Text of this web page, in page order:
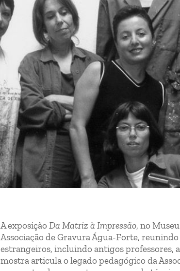
A exposição Da Matriz à Impressão, no
Associação de Gravura Água-Forte,
estrangeiros, incluindo antigos professores,
mostra articula o legado pedagógico da